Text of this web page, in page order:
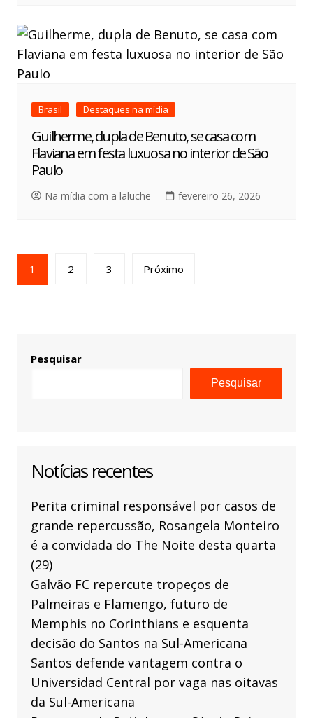
Brasil Destaques na mídia
Guilherme, dupla de Benuto, se casa com
Flaviana em festa luxuosa no interior de São
Paulo
Na mídia com a laluche fevereiro 26, 2026
1 2 3 Próximo
Pesquisar
Pesquisar
Notícias recentes
Perita criminal responsável por casos de
grande repercussão, Rosangela Monteiro
é a convidada do The Noite desta quarta
(29)
Galvão FC repercute tropeços de
Palmeiras e Flamengo, futuro de
Memphis no Corinthians e esquenta
decisão do Santos na Sul-Americana
Santos defende vantagem contra o
Universidad Central por vaga nas oitavas
da Sul-Americana